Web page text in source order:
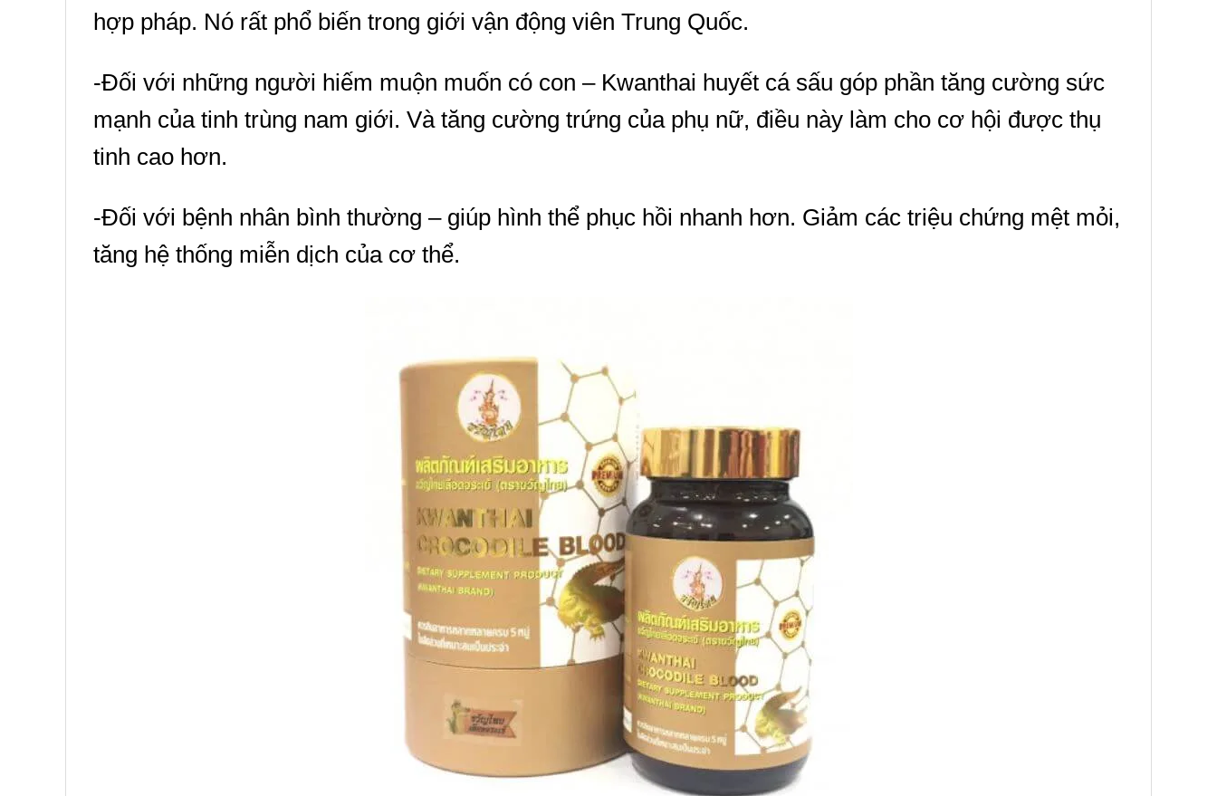
hợp pháp. Nó rất phổ biến trong giới vận động viên Trung Quốc.
-Đối với những người hiếm muộn muốn có con – Kwanthai huyết cá sấu góp phần tăng cường sức
mạnh của tinh trùng nam giới. Và tăng cường trứng của phụ nữ, điều này làm cho cơ hội được thụ
tinh cao hơn.
-Đối với bệnh nhân bình thường – giúp hình thể phục hồi nhanh hơn. Giảm các triệu chứng mệt mỏi,
tăng hệ thống miễn dịch của cơ thể.